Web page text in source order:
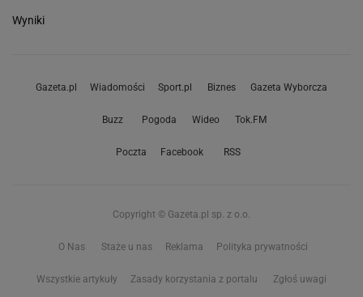
Wyniki
Gazeta.pl Wiadomości Sport.pl Biznes Gazeta Wyborcza
Buzz Pogoda Wideo Tok.FM
Poczta Facebook RSS
Copyright © Gazeta.pl sp. z o.o.
O Nas Staże u nas Reklama Polityka prywatności
Wszystkie artykuły Zasady korzystania z portalu Zgłoś uwagi